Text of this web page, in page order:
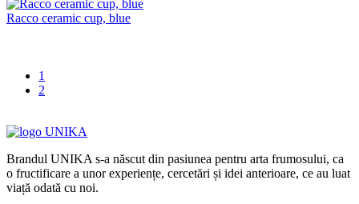
Racco ceramic cup, blue
1
2
Brandul UNIKA s-a născut din pasiunea pentru arta frumosului, ca
o fructificare a unor experiențe, cercetări și idei anterioare, ce au luat
viață odată cu noi.